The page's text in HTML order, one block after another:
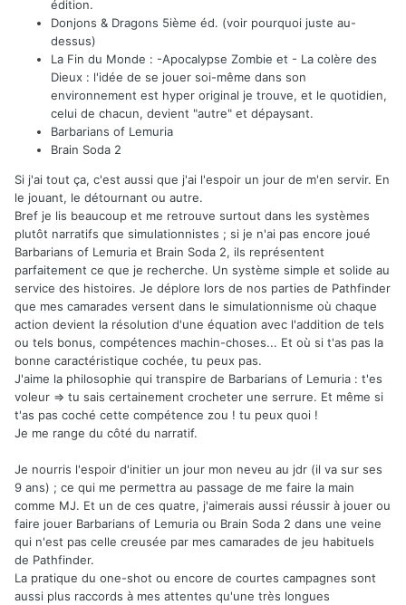
édition.
Donjons & Dragons 5ième éd. (voir pourquoi juste au-
dessus)
La Fin du Monde : -Apocalypse Zombie et - La colère des
Dieux : l'idée de se jouer soi-même dans son
environnement est hyper original je trouve, et le quotidien,
celui de chacun, devient "autre" et dépaysant.
Barbarians of Lemuria
Brain Soda 2
Si j'ai tout ça, c'est aussi que j'ai l'espoir un jour de m'en servir. En
le jouant, le détournant ou autre.
Bref je lis beaucoup et me retrouve surtout dans les systèmes
plutôt narratifs que simulationnistes ; si je n'ai pas encore joué
Barbarians of Lemuria et Brain Soda 2, ils représentent
parfaitement ce que je recherche. Un système simple et solide au
service des histoires. Je déplore lors de nos parties de Pathfinder
que mes camarades versent dans le simulationnisme où chaque
action devient la résolution d'une équation avec l'addition de tels
ou tels bonus, compétences machin-choses... Et où si t'as pas la
bonne caractéristique cochée, tu peux pas.
J'aime la philosophie qui transpire de Barbarians of Lemuria : t'es
voleur => tu sais certainement crocheter une serrure. Et même si
t'as pas coché cette compétence zou ! tu peux quoi !
Je me range du côté du narratif.
Je nourris l'espoir d'initier un jour mon neveu au jdr (il va sur ses
9 ans) ; ce qui me permettra au passage de me faire la main
comme MJ. Et un de ces quatre, j'aimerais aussi réussir à jouer ou
faire jouer Barbarians of Lemuria ou Brain Soda 2 dans une veine
qui n'est pas celle creusée par mes camarades de jeu habituels
de Pathfinder.
La pratique du one-shot ou encore de courtes campagnes sont
aussi plus raccords à mes attentes qu'une très longues